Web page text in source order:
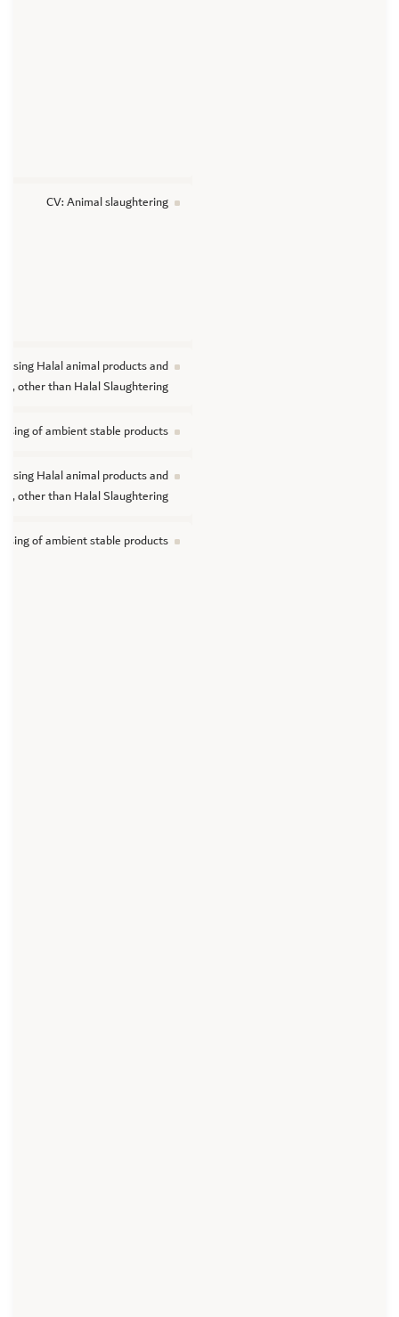
CV: Animal slaughtering
Halal animal products and
other than Halal Slaughtering
of ambient stable products
Halal animal products and
other than Halal Slaughtering
of ambient stable products